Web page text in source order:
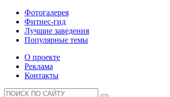
Фотогалерея
Фитнес-гид
Лучшие заведения
Популярные темы
О проекте
Реклама
Контакты